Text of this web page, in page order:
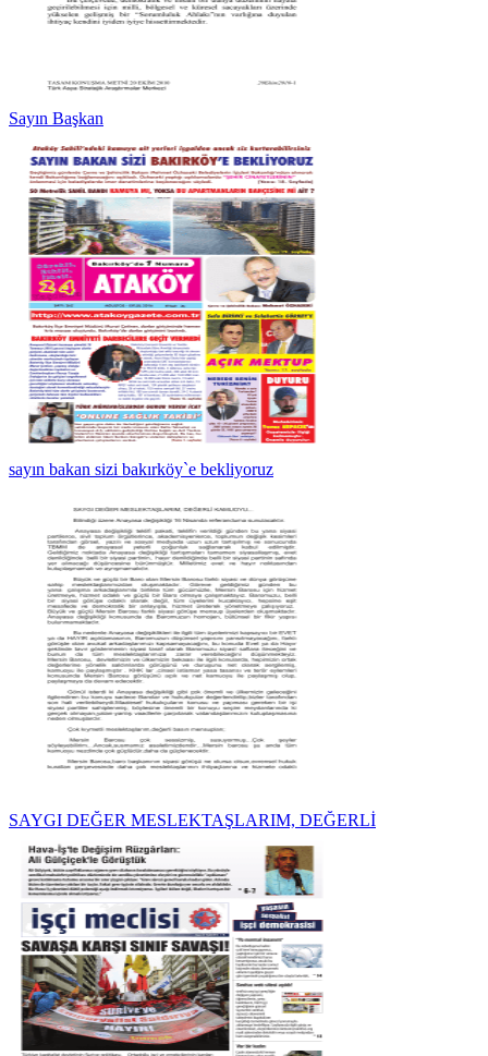
Sayın Başkan
sayın bakan sizi bakırköy`e bekliyoruz
SAYGI DEĞER MESLEKTAŞLARIM, DEĞERLİ